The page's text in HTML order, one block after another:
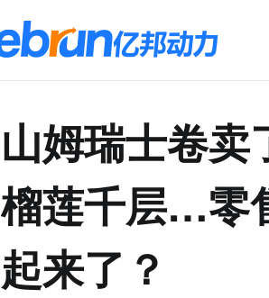
山姆瑞士卷
榴莲千层…零
起来了？